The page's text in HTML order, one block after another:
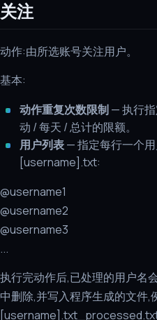
关注
动作:由所选账号关注用户。
基本:
动作重复次数限制— 执行
动 / 每天 / 总计的限额。
用户列表— 指定每行一个
[username].txt:
@username1
@username2
@username3
...
执行完动作后,已处理的用户
中删除,并写入程序生成的文件,
[username].txt_processed.txt